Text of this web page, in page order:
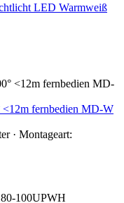
LED Warmweiß
fernbedien MD-W
· Montageart: